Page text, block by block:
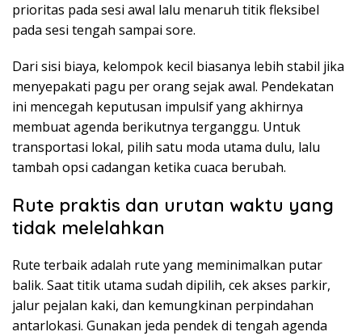
prioritas pada sesi awal lalu menaruh titik fleksibel
pada sesi tengah sampai sore.
Dari sisi biaya, kelompok kecil biasanya lebih stabil jika
menyepakati pagu per orang sejak awal. Pendekatan
ini mencegah keputusan impulsif yang akhirnya
membuat agenda berikutnya terganggu. Untuk
transportasi lokal, pilih satu moda utama dulu, lalu
tambah opsi cadangan ketika cuaca berubah.
Rute praktis dan urutan waktu yang
tidak melelahkan
Rute terbaik adalah rute yang meminimalkan putar
balik. Saat titik utama sudah dipilih, cek akses parkir,
jalur pejalan kaki, dan kemungkinan perpindahan
antarlokasi. Gunakan jeda pendek di tengah agenda